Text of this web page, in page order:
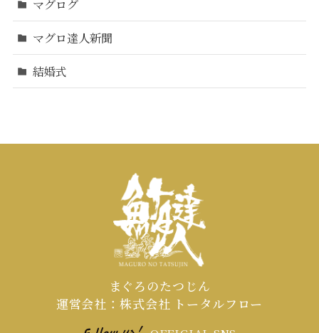
マグログ
マグロ達人新聞
結婚式
まぐろのたつじん
運営会社：株式会社 トータルフロー